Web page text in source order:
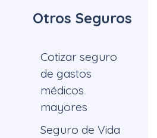
Otros Seguros
Cotizar seguro
de gastos
médicos
mayores
Seguro de Vida